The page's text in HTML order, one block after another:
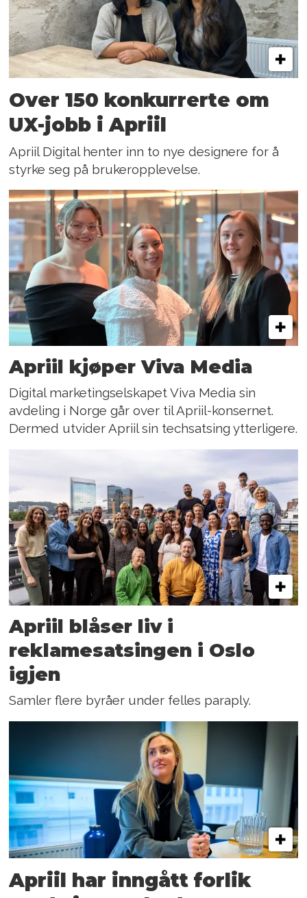
Over 150 konkurrerte om
UX-jobb i Apriil
Apriil Digital henter inn to nye designere for å
styrke seg på brukeropplevelse.
Apriil kjøper Viva Media
Digital marketingselskapet Viva Media sin
avdeling i Norge går over til Apriil-konsernet.
Dermed utvider Apriil sin techsatsing ytterligere.
Apriil blåser liv i
reklamesatsingen i Oslo
igjen
Samler flere byråer under felles paraply.
Apriil har inngått forlik